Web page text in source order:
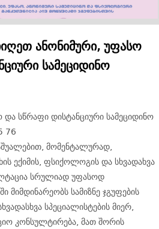
ანონიმური, უფასო
სამეციდინო
სწრაფი დისტანციური სამეციდინო
76
მომენტალურად,
ექიმის, ფსიქოლოგის და სხვადახვა
სრულიად უფასოდ
სამიზნე ჯგუფების
სპეციალისტების მიერ,
კონსულტირება, მათ შორის